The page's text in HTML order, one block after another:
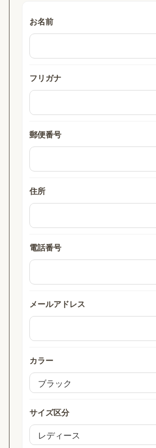
お名前
フリガナ
郵便番号
住所
電話番号
メールアドレス
カラー
サイズ区分